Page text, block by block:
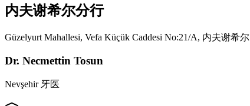
内夫谢希尔分行
Güzelyurt Mahallesi, Vefa Küçük Caddesi No:21/A, 内夫谢希尔
Dr. Necmettin Tosun
Nevşehir 牙医